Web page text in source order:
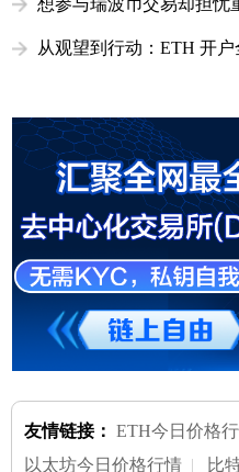
从观望到行动：ETH 开
友情链接： ETH今日价格
以太坊今日价格行情 | 比